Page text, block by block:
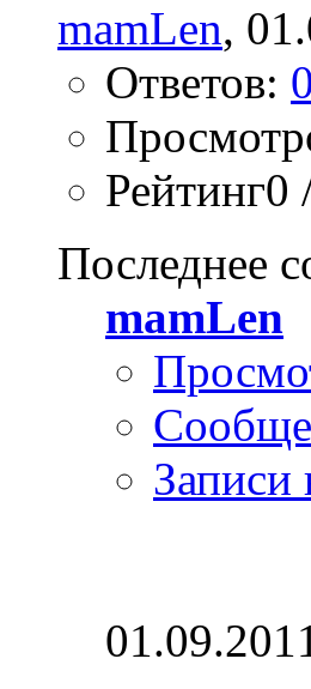
mamLen,
Ответов: 0
Рейтинг0
Последнее
mamLen
Записи